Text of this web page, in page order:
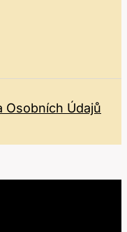
Osobních Údajů